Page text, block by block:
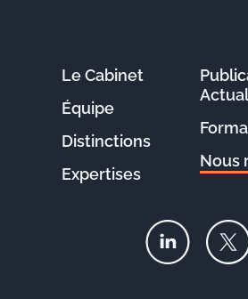
Le Cabinet
Équipe
Distinctions
Expertises
Nous